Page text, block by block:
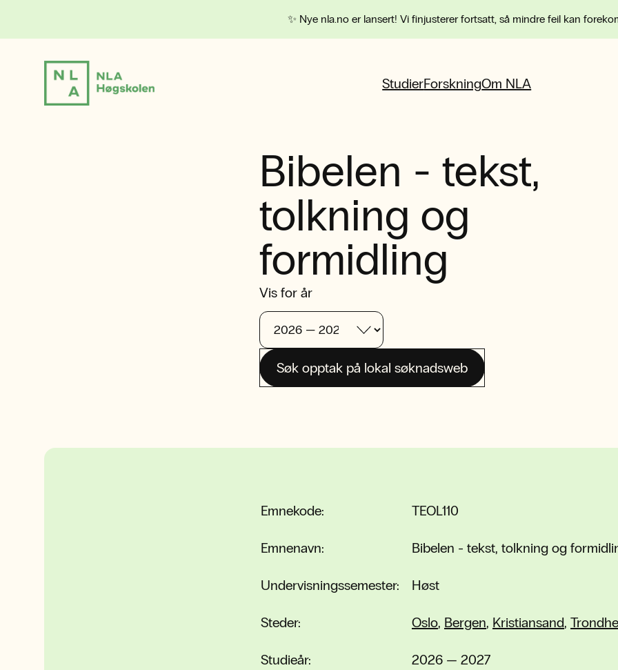
✨ Nye nla.no er lansert! Vi finjusterer fortsatt, så mindre feil kan
StudierForskningOm NLA
Bibelen - tekst,
tolkning og
formidling
Vis for år
Søk opptak på lokal søknadsweb
Emnekode: TEOL110
Emnenavn: Bibelen - tekst, tolkning og
Undervisningssemester: Høst
Steder: Oslo, Bergen, Kristiansand,
Studieår: 2026 — 2027